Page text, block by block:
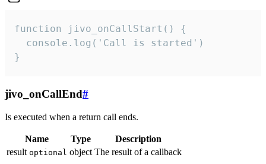
function jivo_onCallStart() {
  console.log('Call is started')
}
jivo_onCallEnd#
Is executed when a return call ends.
Name Type
Description
result optional object The result of a callback